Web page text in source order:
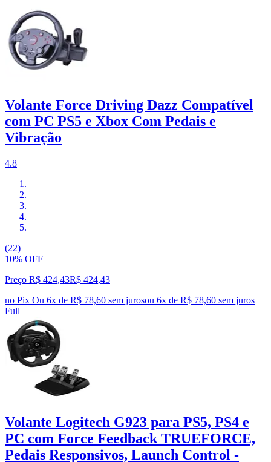
Volante Force Driving Dazz Compatível
com PC PS5 e Xbox Com Pedais e
Vibração
4.8
(22)
10% OFF
Preço R$ 424,43R$ 424,43
no Pix Ou 6x de R$ 78,60 sem jurosou 6x de R$ 78,60 sem juros
Full
Volante Logitech G923 para PS5, PS4 e
PC com Force Feedback TRUEFORCE,
Pedais Responsivos, Launch Control -